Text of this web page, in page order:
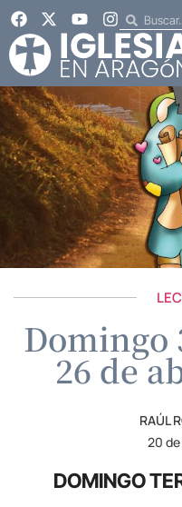
Domingo
26 de
RAÚL
20
DOMINGO